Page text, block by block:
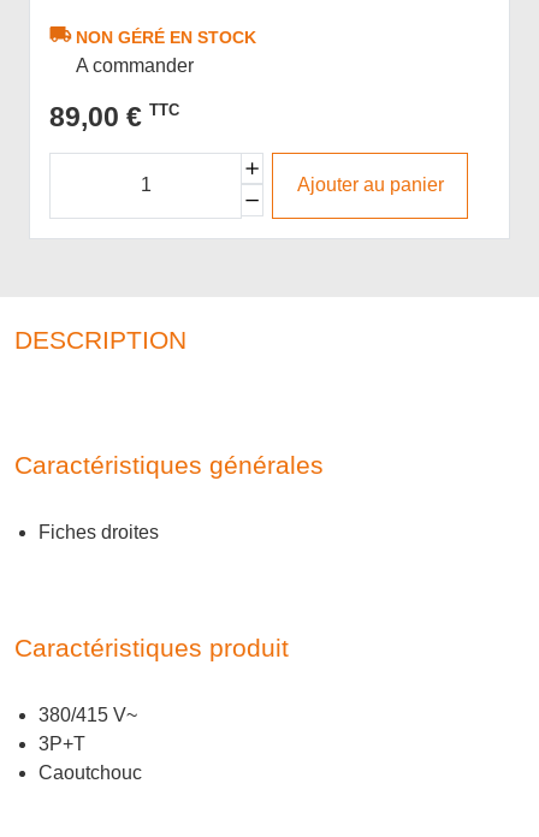
NON GÉRÉ EN STOCK
A commander
89,00 € TTC
Ajouter au panier
DESCRIPTION
Caractéristiques générales
Fiches droites
Caractéristiques produit
380/415 V~
3P+T
Caoutchouc